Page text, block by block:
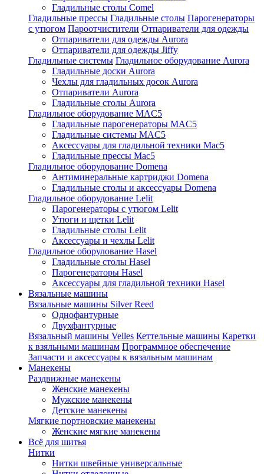
Гладильные столы Comel
Гладильные прессы Гладильные столы Парогенераторы
с утюгом Пароотчистители Отпариватели для одежды
Отпариватели для одежды Aurora
Отпариватели для одежды Jiffy
Гладильные системы Гладильное оборудование Aurora
Гладильные доски Aurora
Чехлы для гладильных досок Aurora
Отпариватели Aurora
Гладильные столы Aurora
Гладильное оборудование MAC5
Гладильные парогенераторы MAC5
Гладильные системы MAC5
Аксессуары для гладильной техники Mac5
Гладильные прессы Mac5
Гладильное оборудование Domena
Антиминеральные картриджи Domena
Гладильные столы и аксессуары Domena
Гладильное оборудование Lelit
Парогенераторы с утюгом Lelit
Утюги и щетки Lelit
Гладильные столы Lelit
Аксессуары и чехлы Lelit
Гладильное оборулование Hasel
Гладильные столы Hasel
Парогенераторы Hasel
Аксессуары для гладильной техники Hasel
Вязальные машины
Вязальные машины Silver Reed
Однофантурные
Двухфантурные
Вязальный машины Velles Кеттельные машины Каретки
к взяльными машинам Программное обеспечение
Запчасти и аксессуары к вязальным машинам
Манекены
Раздвижные манекены
Женские манекены
Мужские манекены
Детские манекены
Мягкие портновские манекены
Женские мягкие манекены
Всё для шитья
Нитки
Нитки швейные универсальные